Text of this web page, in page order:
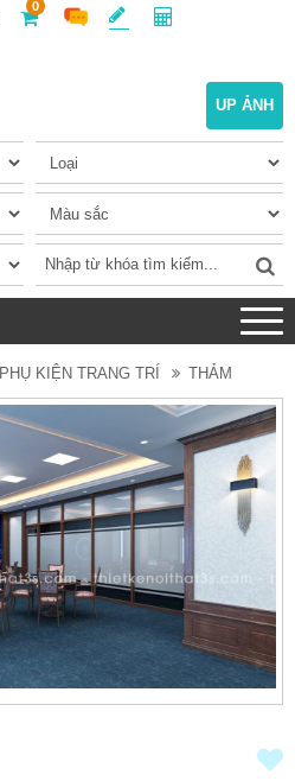
0
UP ẢNH
PHỤ KIỆN TRANG TRÍ THẢM